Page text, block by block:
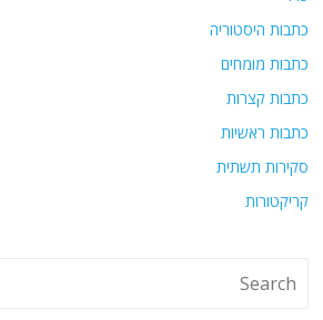
כתבות היסטוריה
כתבות מומחים
כתבות קצרות
כתבות ראשיות
סקירות תשתית
קריקטורות